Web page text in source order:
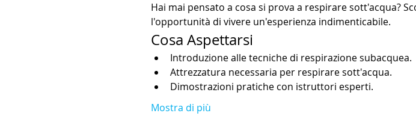
Hai mai pensato a cosa si prova a respirare sott'acqua?
l'opportunità di vivere un'esperienza indimenticabile.
Cosa Aspettarsi
Introduzione alle tecniche di respirazione subacquea.
Attrezzatura necessaria per respirare sott'acqua.
Dimostrazioni pratiche con istruttori esperti.
Mostra di più